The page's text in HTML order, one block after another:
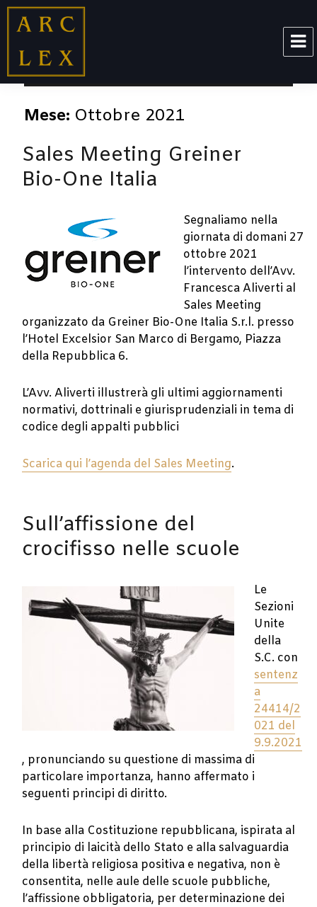
ARCLEX
Mese: Ottobre 2021
Sales Meeting Greiner
Bio-One Italia
Segnaliamo nella
giornata di domani 27
ottobre 2021
l’intervento dell’Avv.
Francesca Aliverti al
Sales Meeting
organizzato da Greiner Bio-One Italia S.r.l. presso
l’Hotel Excelsior San Marco di Bergamo, Piazza
della Repubblica 6.
L’Avv. Aliverti illustrerà gli ultimi aggiornamenti
normativi, dottrinali e giurisprudenziali in tema di
codice degli appalti pubblici
Scarica qui l’agenda del Sales Meeting.
Sull’affissione del
crocifisso nelle scuole
Le
Sezioni
Unite
della
S.C. con
sentenz
a
24414/2
021 del
9.9.2021
, pronunciando su questione di massima di
particolare importanza, hanno affermato i
seguenti principi di diritto.
In base alla Costituzione repubblicana, ispirata al
principio di laicità dello Stato e alla salvaguardia
della libertà religiosa positiva e negativa, non è
consentita, nelle aule delle scuole pubbliche,
l’affissione obbligatoria, per determinazione dei